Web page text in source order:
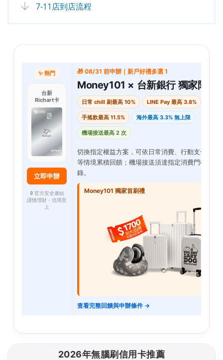
7-11店到店流程
✨ 熱門
台新
Richart卡
立即申辦
🔒 官方安全連結
謹慎理財・信用至
上
🎁 08/31 前申辦｜新戶好禮多選 1
Money101 × 台新銀行 獨家限定
日常 chill 刷最高 10% LINE Pay 最高 3.8%
手搖飲最高 11.5% 海外最高 3.3% 無上限
機場接送最高 2 次
切換指定權益方案，可依日常消費、行動支付、海
等情境累積回饋；機場接送須達指定消費門檻並完
錄。
Money101 獨家首刷禮
查看完整回饋與申辦條件 →
2026年無腦刷信用卡推薦